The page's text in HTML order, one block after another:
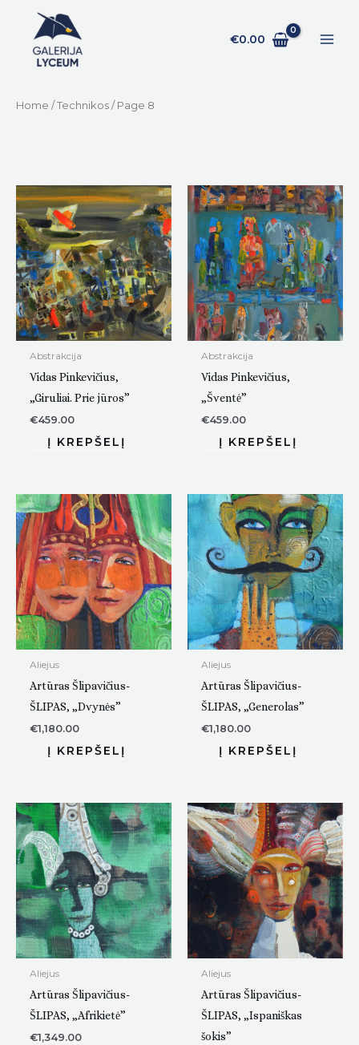
turinio
€0.00
Home / Technikos / Page 8
Abstrakcija
Vidas Pinkevičius,
„Giruliai. Prie jūros”
€459.00
Abstrakcija
Vidas Pinkevičius,
„Šventė”
€459.00
Aliejus
Artūras Šlipavičius-
ŠLIPAS, „Dvynės”
€1,180.00
Aliejus
Artūras Šlipavičius-
ŠLIPAS, „Generolas”
€1,180.00
Aliejus
Artūras Šlipavičius-
ŠLIPAS, „Afrikietė”
€1,349.00
Aliejus
Artūras Šlipavičius-
ŠLIPAS, „Ispaniškas
šokis”